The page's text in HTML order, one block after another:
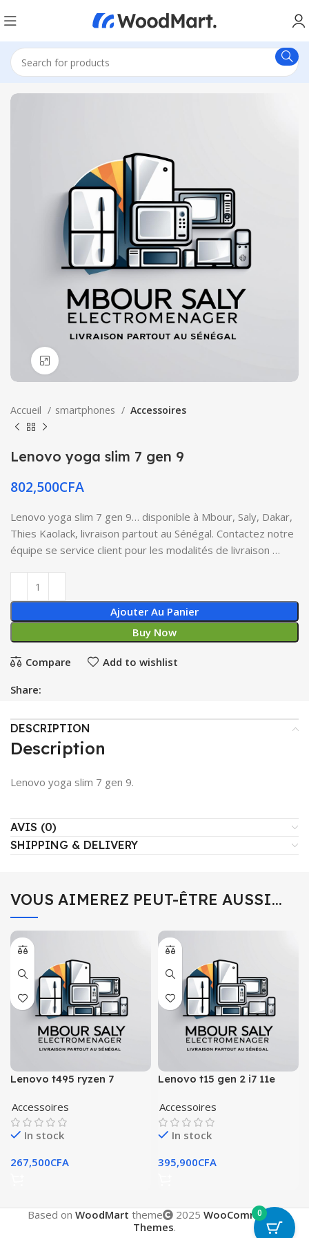
Accueil smartphones Accessoires
Lenovo yoga slim 7 gen 9
802,500CFA
Lenovo yoga slim 7 gen 9… disponible à Mbour, Saly, Dakar,
Thies Kaolack, livraison partout au Sénégal. Contactez notre
équipe se service client pour les modalités de livraison …
Ajouter Au Panier
Buy Now
Compare Add to wishlist
Share:
DESCRIPTION
Description
Lenovo yoga slim 7 gen 9.
AVIS (0)
SHIPPING & DELIVERY
VOUS AIMEREZ PEUT-ÊTRE AUSSI…
Lenovo t495 ryzen 7
Accessoires
In stock
267,500CFA
Lenovo t15 gen 2 i7 11e
Accessoires
In stock
395,900CFA
Based on WoodMart theme 2025 WooCommerce
Themes.
0